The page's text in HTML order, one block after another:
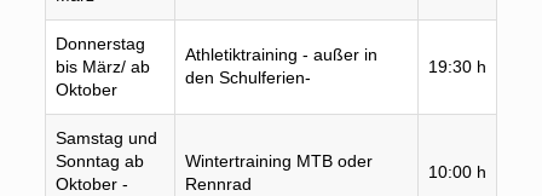
Donnerstag
bis März/ ab
Oktober
Athletiktraining - außer in
den Schulferien-
19:30 h
Samstag und
Sonntag ab
Oktober -
Wintertraining MTB oder
Rennrad
10:00 h